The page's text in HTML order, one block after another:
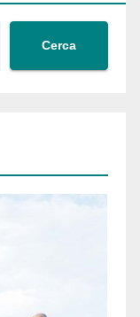
Cerca